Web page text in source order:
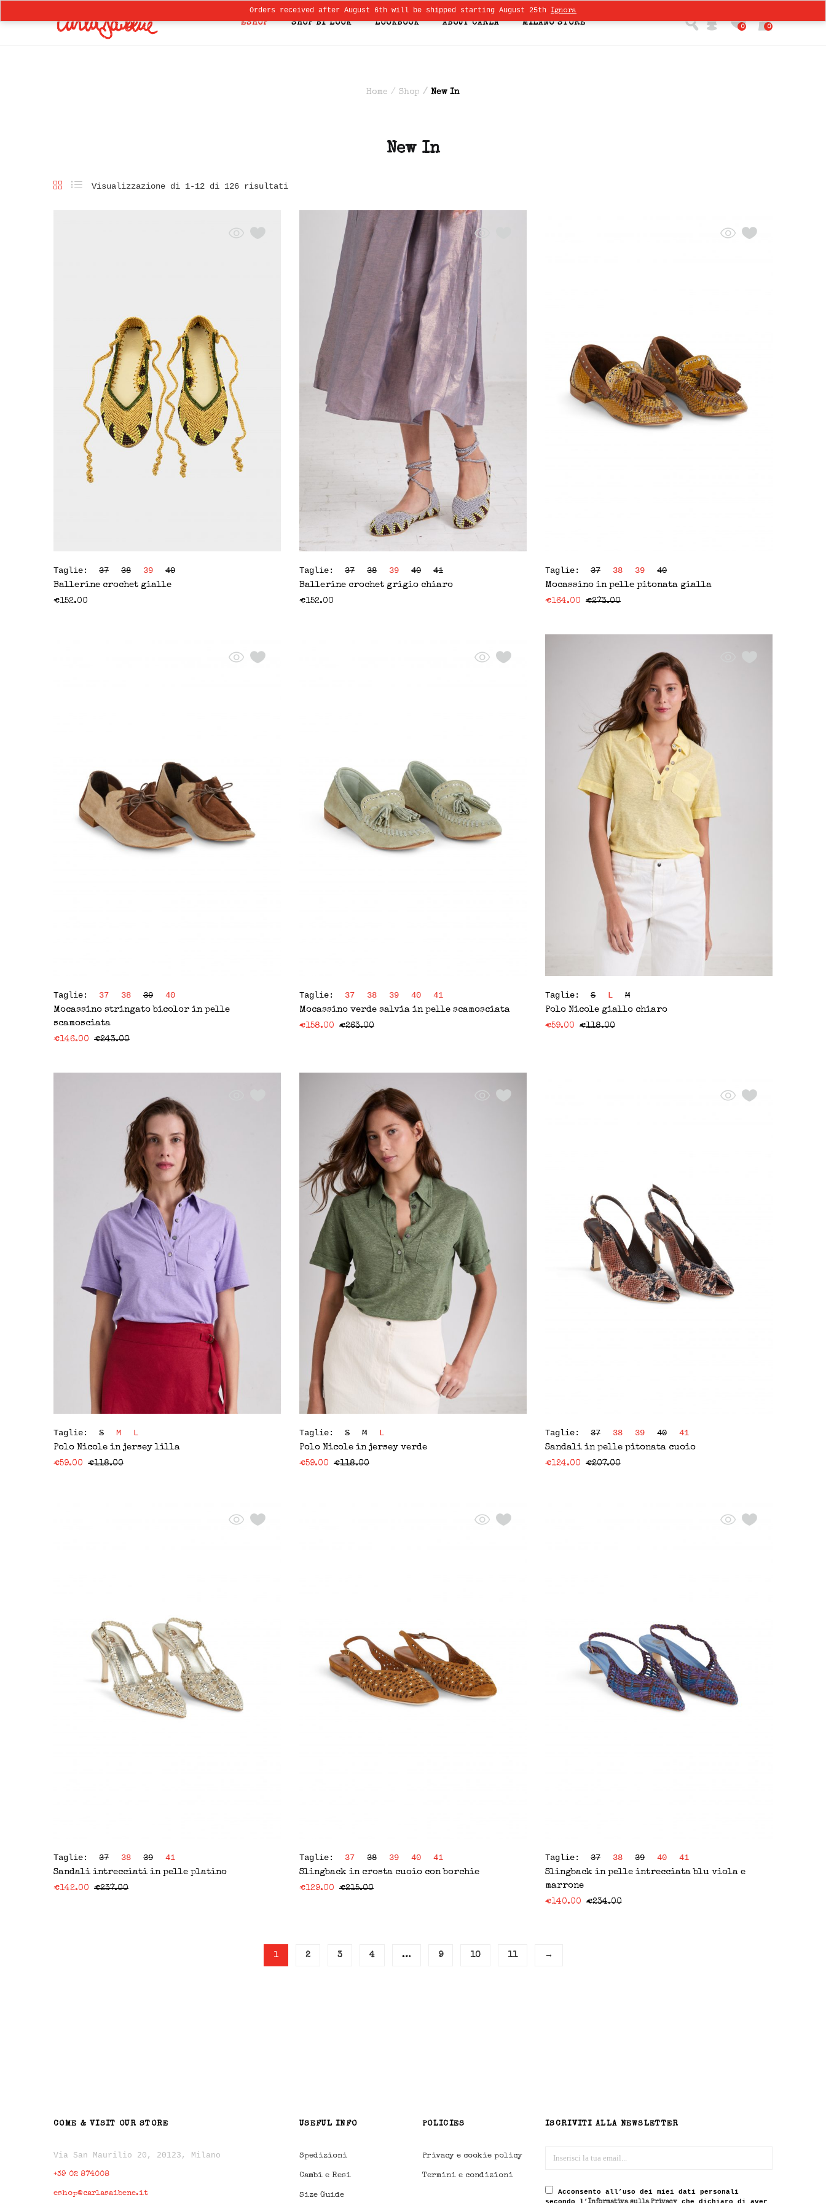
ESHOP SHOP BY LOOK LOOKBOOK ABOUT CARLA MILANO STORE 0 0
Home Shop New In
New In
Visualizzazione di 1-12 di 126 risultati
Taglie: 37 38 39 40
Ballerine crochet gialle
€152.00
Taglie: 37 38 39 40 41
Ballerine crochet grigio chiaro
€152.00
Taglie: 37 38 39 40
Mocassino in pelle pitonata gialla
€164.00 €273.00
Taglie: 37 38 39 40
Mocassino stringato bicolor in pelle
scamosciata
€146.00 €243.00
Taglie: 37 38 39 40 41
Mocassino verde salvia in pelle scamosciata
€158.00 €263.00
Taglie: S L M
Polo Nicole giallo chiaro
€59.00 €118.00
Taglie: S M L
Polo Nicole in jersey lilla
€59.00 €118.00
Taglie: S M L
Polo Nicole in jersey verde
€59.00 €118.00
Taglie: 37 38 39 40 41
Sandali in pelle pitonata cuoio
€124.00 €207.00
Taglie: 37 38 39 41
Sandali intrecciati in pelle platino
€142.00 €237.00
Taglie: 37 38 39 40 41
Slingback in crosta cuoio con borchie
€129.00 €215.00
Taglie: 37 38 39 40 41
Slingback in pelle intrecciata blu viola e
marrone
€140.00 €234.00
1 2 3 4 … 9 10 11 →
COME & VISIT OUR STORE
Via San Maurilio 20, 20123, Milano
+39 02 874008
eshop@carlasaibene.it
USEFUL INFO
Spedizioni
Cambi e Resi
Size Guide
POLICIES
Privacy e cookie policy
Termini e condizioni
ISCRIVITI ALLA NEWSLETTER
Acconsento all’uso dei miei dati personali
Orders received after August 6th will be shipped starting August 25th Ignora